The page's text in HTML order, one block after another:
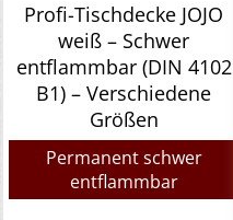
Profi-Tischdecke JOJO
weiß – Schwer
entflammbar (DIN 4102
B1) – Verschiedene
Größen
Permanent schwer
entflammbar